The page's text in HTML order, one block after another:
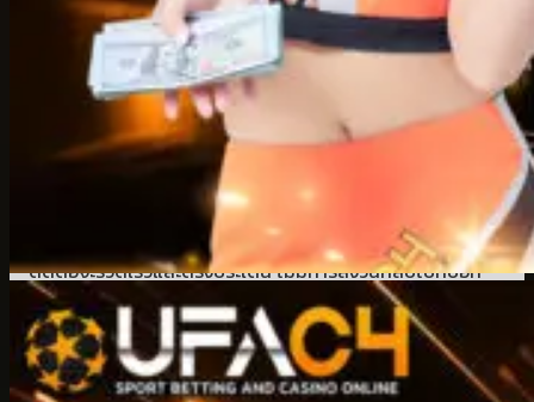
ของทีมงานufac4
ทำให้ผู้ใช้งานหลายคนไว้วางใจและกลับมาใช้
บริการซ้ำ เราให้ความสำคัญกับความรวดเร็วและความถูกต้อง
ของข้อมูล เพื่อให้คุณรู้สึกสะดวกทุกครั้งที่ติดต่อ ไม่ต้องเสีย
เวลาเดาระบบ หรือรอฟังข้อความซ้ำซากแบบอัตโนมัติ ทุกคำ
พูดผ่านการตอบจากเจ้าหน้าที่โดยตรง และมีการพูดคุยที่เป็น
มิตร พร้อมแนะนำทุกอย่างที่เกี่ยวกับการใช้งานเว็บไซต์อย่าง
ตั้งใจให้ทุกการติดต่อเป็นเรื่องง่ายและสบายใจ
ที่สุด เหมือนมีผู้ช่วยส่วนตัวที่พร้อมตอบทันทีทุกครั้งที่คุณ
ต้องการ ไม่ว่าจะเป็นช่วงเวลาไหน คุณสามารถมั่นใจได้ว่าการ
ติดต่อจะรวดเร็วและตรงประเด็น ไม่มีการส่งวนกลับไปที่บอท
หรือข้อความอัตโนมัติ ทีมงานของเราพร้อมดูแลผู้ใช้งานทุกคน
อย่างเท่าเทียม ให้คุณเข้าถึงบริการได้แบบไม่สะดุด พร้อมตอบ
คำถามอย่างมืออาชีพและตรงไปตรงมา แค่แอดไลน์
ufac4
อย่างก็ง่ายขึ้นทันที ไม่ต้องลองผิดลองถูกเอง